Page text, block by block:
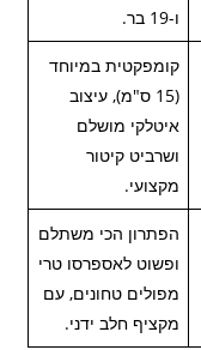
ו-19 בר.
קומפקטית במיוחד
(15 ס"מ), עיצוב
איטלקי מושלם
ושרביט קיטור
מקצועי.
הפתרון הכי משתלם
ופשוט לאספרסו טרי
מפולים טחונים, עם
מקציף חלב ידני.